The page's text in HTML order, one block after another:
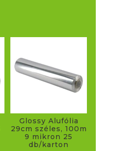
Glossy Alufólia
29cm széles, 100m
9 mikron 25
db/karton